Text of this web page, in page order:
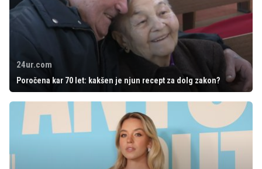
24ur.com
Poročena kar 70 let: kakšen je njun recept za dolg zakon?